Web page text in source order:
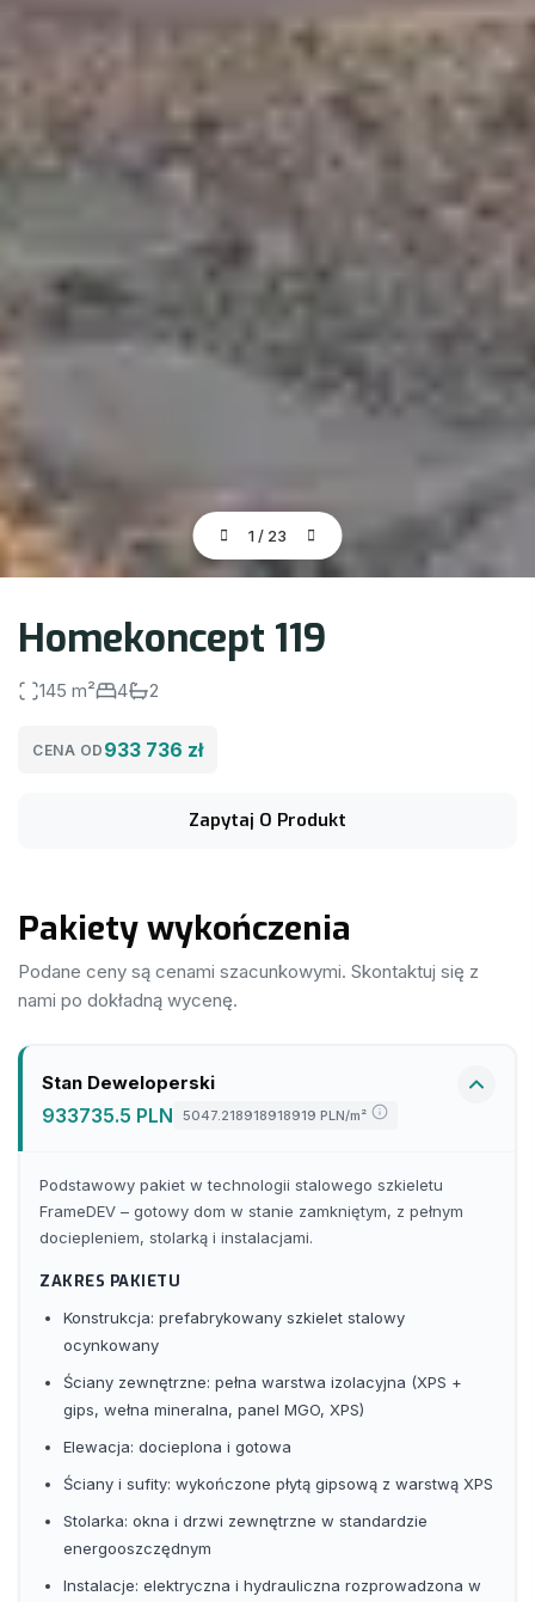
1/ 23
Homekoncept 119
145 m² 4 2
CENA OD 933 736 zł
Zapytaj O Produkt
Pakiety wykończenia
Podane ceny są cenami szacunkowymi. Skontaktuj się z
nami po dokładną wycenę.
Stan Deweloperski
933735.5 PLN 5047.218918918919 PLN/m²
Podstawowy pakiet w technologii stalowego szkieletu
FrameDEV – gotowy dom w stanie zamkniętym, z pełnym
dociepleniem, stolarką i instalacjami.
ZAKRES PAKIETU
Konstrukcja: prefabrykowany szkielet stalowy
ocynkowany
Ściany zewnętrzne: pełna warstwa izolacyjna (XPS +
gips, wełna mineralna, panel MGO, XPS)
Elewacja: docieplona i gotowa
Ściany i sufity: wykończone płytą gipsową z warstwą XPS
Stolarka: okna i drzwi zewnętrzne w standardzie
energooszczędnym
Instalacje: elektryczna i hydrauliczna rozprowadzona w